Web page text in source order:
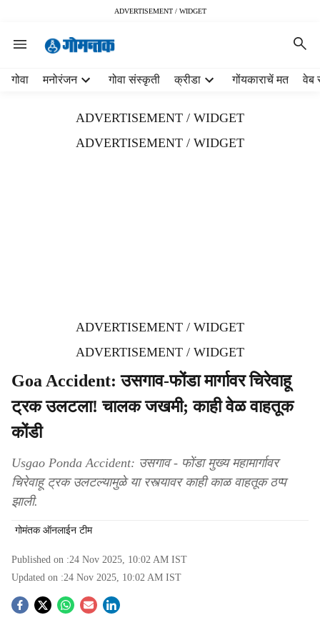
ADVERTISEMENT / WIDGET
गोवा मनोरंजन गोवा संस्कृती क्रीडा गोंयकाराचें मत वेब
ADVERTISEMENT / WIDGET
ADVERTISEMENT / WIDGET
ADVERTISEMENT / WIDGET
ADVERTISEMENT / WIDGET
Goa Accident: उसगाव-फोंडा मार्गावर चिरेवाहू
ट्रक उलटला! चालक जखमी; काही वेळ वाहतूक
कोंडी
Usgao Ponda Accident: उसगाव - फोंडा मुख्य महामार्गावर
चिरेवाहू ट्रक उलटल्यामुळे या रस्त्यावर काही काळ वाहतूक ठप्प
झाली.
गोमंतक ऑनलाईन टीम
Published on :24 Nov 2025, 10:02 AM IST
Updated on :24 Nov 2025, 10:02 AM IST
S